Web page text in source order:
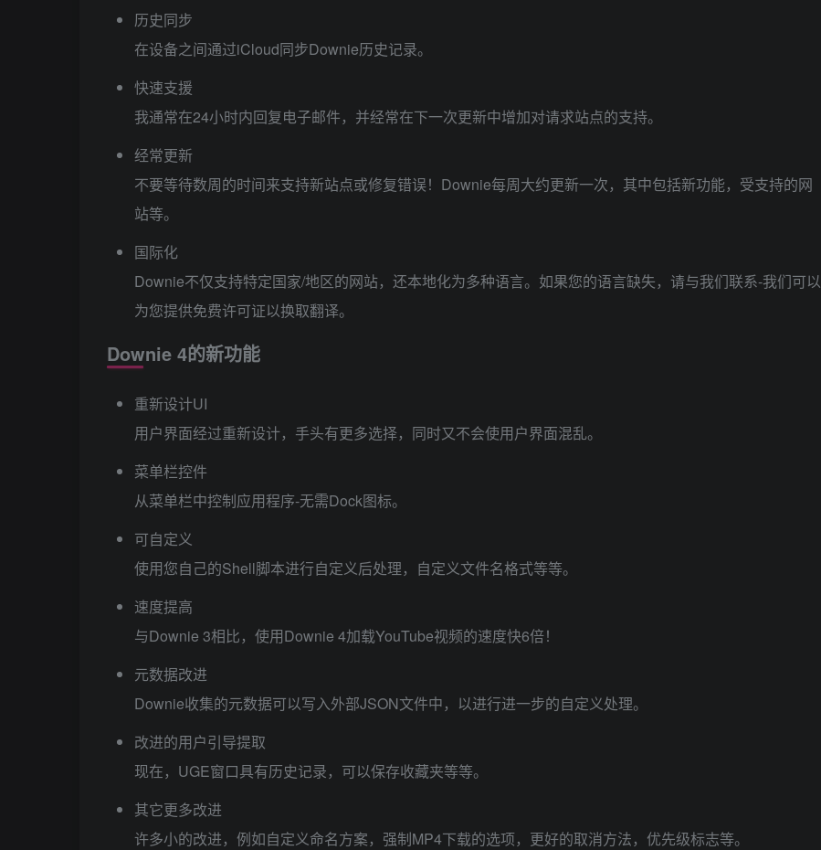
历史同步
在设备之间通过iCloud同步Downie历史记录。
快速支援
我通常在24小时内回复电子邮件，并经常在下一次更新中增加对请求站点的支持。
经常更新
不要等待数周的时间来支持新站点或修复错误！Downie每周大约更新一次，其中包括新功能，受支持的网
站等。
国际化
Downie不仅支持特定国家/地区的网站，还本地化为多种语言。如果您的语言缺失，请与我们联系-我们可以
为您提供免费许可证以换取翻译。
Downie 4的新功能
重新设计UI
用户界面经过重新设计，手头有更多选择，同时又不会使用户界面混乱。
菜单栏控件
从菜单栏中控制应用程序-无需Dock图标。
可自定义
使用您自己的Shell脚本进行自定义后处理，自定义文件名格式等等。
速度提高
与Downie 3相比，使用Downie 4加载YouTube视频的速度快6倍！
元数据改进
Downie收集的元数据可以写入外部JSON文件中，以进行进一步的自定义处理。
改进的用户引导提取
现在，UGE窗口具有历史记录，可以保存收藏夹等等。
其它更多改进
许多小的改进，例如自定义命名方案，强制MP4下载的选项，更好的取消方法，优先级标志等。